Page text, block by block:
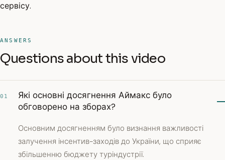
сервісу.
ANSWERS
Questions about this video
01
Які основні досягнення Аймакс було
обговорено на зборах?
Основним досягненням було визнання важливості
залучення інсентив-заходів до України, що сприяє
збільшенню бюджету туріндустрії.